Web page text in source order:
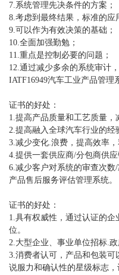
7.系统管理先决条件的方案；
8.考虑到最终结果，标准的应
9.可以作为有效决策的基础；
10.全面加强勤勉；
11.重点是控制必要的问题；
12.通过减少多余的系统审计，
IATF16949汽车工业产品管理
证书的好处：
1.提高产品质量和工艺质量，
2.提高融入全球汽车行业的经
3.减少变化.浪费，提高效率
4.提供一套供应商/分包商供
6.减少客户对系统的审查次数/
产品售后服务评估管理系统。
证书的好处：
1.具有权威性，通过认证的
位。
2.大型企业、事业单位招标.
3.消费者认可，产品和包装可
说服力和确认性的星级标志，